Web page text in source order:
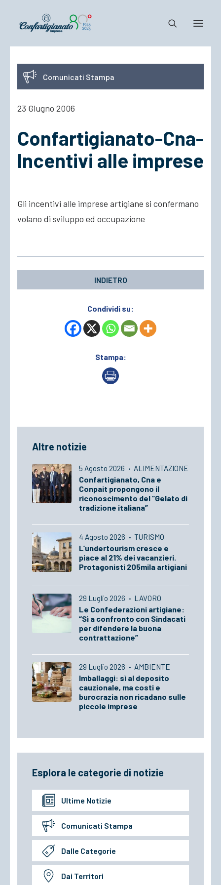
Notizie e Documenti
Confartigianato
Cosa Facciamo
Comunicati Stampa
23 Giugno 2006
Confartigianato-Cna-
Incentivi alle imprese
Gli incentivi alle imprese artigiane si confermano
volano di sviluppo ed occupazione
INDIETRO
Condividi su:
Stampa:
Altre notizie
5 Agosto 2026 · ALIMENTAZIONE
Confartigianato, Cna e
Conpait propongono il
riconoscimento del “Gelato di
tradizione italiana”
4 Agosto 2026 · TURISMO
L’undertourism cresce e
piace al 21% dei vacanzieri.
Protagonisti 205mila artigiani
29 Luglio 2026 · LAVORO
Le Confederazioni artigiane:
“Sì a confronto con Sindacati
per difendere la buona
contrattazione”
29 Luglio 2026 · AMBIENTE
Imballaggi: sì al deposito
cauzionale, ma costi e
burocrazia non ricadano sulle
piccole imprese
Esplora le categorie di notizie
Ultime Notizie
Comunicati Stampa
Dalle Categorie
Dai Territori